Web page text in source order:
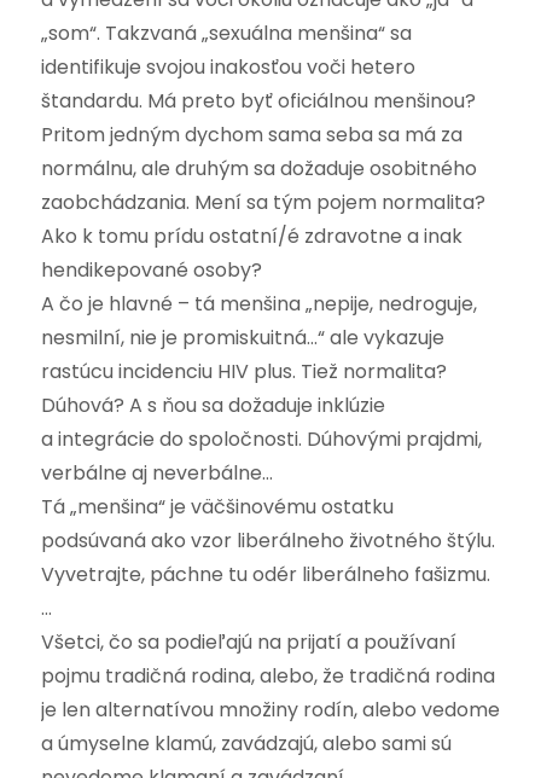
„som“. Takzvaná „sexuálna menšina“ sa
identifikuje svojou inakosťou voči hetero
štandardu. Má preto byť oficiálnou menšinou?
Pritom jedným dychom sama seba sa má za
normálnu, ale druhým sa dožaduje osobitného
zaobchádzania. Mení sa tým pojem normalita?
Ako k tomu prídu ostatní/é zdravotne a inak
hendikepované osoby?
A čo je hlavné – tá menšina „nepije, nedroguje,
nesmilní, nie je promiskuitná…“ ale vykazuje
rastúcu incidenciu HIV plus. Tiež normalita?
Dúhová? A s ňou sa dožaduje inklúzie
a integrácie do spoločnosti. Dúhovými prajdmi,
verbálne aj neverbálne…
Tá „menšina“ je väčšinovému ostatku
podsúvaná ako vzor liberálneho životného štýlu.
Vyvetrajte, páchne tu odér liberálneho fašizmu.
…
Všetci, čo sa podieľajú na prijatí a používaní
pojmu tradičná rodina, alebo, že tradičná rodina
je len alternatívou množiny rodín, alebo vedome
a úmyselne klamú, zavádzajú, alebo sami sú